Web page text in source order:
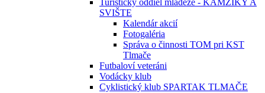
Turistický oddiel mládeže - KAMZÍKY A
SVIŠTE
Kalendár akcií
Fotogaléria
Správa o činnosti TOM pri KST
Tlmače
Futbaloví veteráni
Vodácky klub
Cyklistický klub SPARTAK TLMAČE